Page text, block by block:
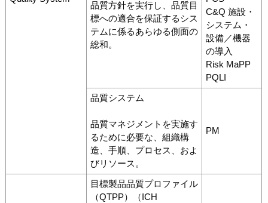
品質方針を実行し、品質目
標への適合を保証するシス
テムに係るあらゆる側面の
総和。
C&Q 施設・
システム・
設備／機器
の導入
Risk MaPP
PQLI
品質システム
品質マネジメントを実施す
るために必要な、組織構
造、手順、プロセス、およ
びリソース。
PM
目標製品品質プロファイル
（QTPP）（ICH